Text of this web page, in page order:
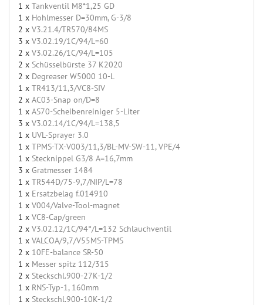
1 x Tankventil M8*1,25 GD
1 x Hohlmesser D=30mm, G-3/8
2 x V3.21.4/TR570/84MS
3 x V3.02.19/1C/94/L=60
2 x V3.02.26/1C/94/L=105
2 x Schüsselbürste 37 K2020
2 x Degreaser W5000 10-L
1 x TR413/11,3/VC8-SIV
2 x AC03-Snap on/D=8
1 x AS70-Scheibenreiniger 5-Liter
3 x V3.02.14/1C/94/L=138,5
1 x UVL-Sprayer 3.0
1 x TPMS-TX-V003/11,3/BL-MV-SW-11, VPE/4
1 x Stecknippel G3/8 A=16,7mm
3 x Gratmesser 1484
1 x TR544D/75-9,7/NIP/L=78
1 x Ersatzbelag f.014910
1 x V004/Valve-Tool-magnet
1 x VC8-Cap/green
2 x V3.02.12/1C/94°/L=132 Schlauchventil
1 x VALCOA/9,7/V55MS-TPMS
2 x 10FE-balance SR-50
1 x Messer spitz 112/315
2 x Steckschl.900-27K-1/2
1 x RNS-Typ-1, 160mm
1 x Steckschl.900-10K-1/2